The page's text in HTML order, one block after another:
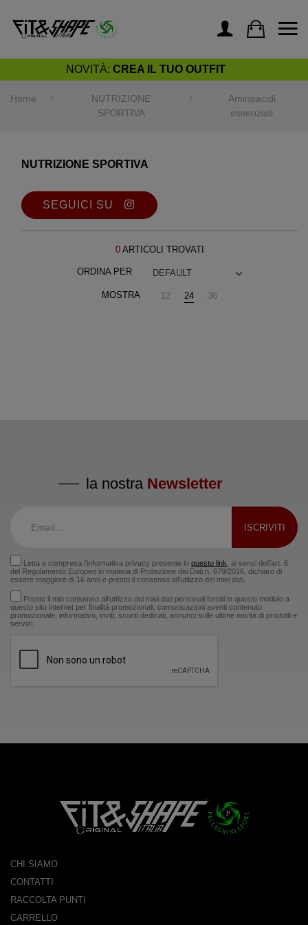
NOVITÀ: CREA IL TUO OUTFIT
Home
NUTRIZIONE
SPORTIVA
Aminoacidi
essenziali
NUTRIZIONE SPORTIVA
SEGUICI SU
0ARTICOLI TROVATI
ORDINA PER DEFAULT
MOSTRA 12 24 36
la nostra Newsletter
Letta e compresa l’informativa privacy presente in questo link , ai sensi dell’art. 6
del Regolamento Europeo in materia di Protezione dei Dati n. 679/2016, dichiaro di
essere maggiore di 16 anni e presto il consenso all’utilizzo dei miei dati.
Presto il mio consenso all'utilizzo dei miei dati personali forniti in questo modulo a
questo sito internet per finalità promozionali, comunicazioni aventi contenuto
promozionale, informativo, inviti, sconti dedicati, annunci sulle ultime novità di prodotti e
servizi.
CHI SIAMO
CONTATTI
RACCOLTA PUNTI
CARRELLO